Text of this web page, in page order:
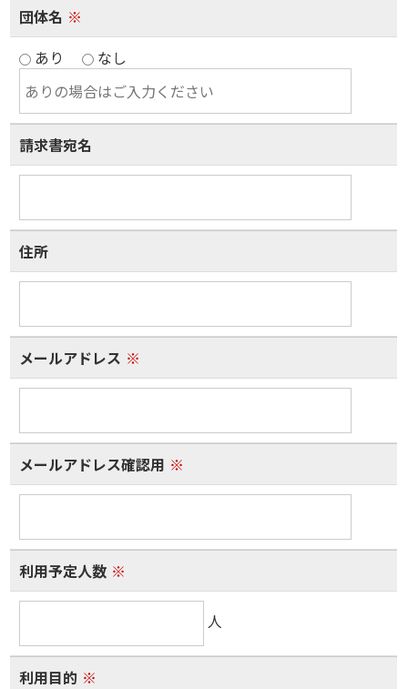
団体名 ※
あり
なし
請求書宛名
住所
メールアドレス ※
メールアドレス確認用 ※
利用予定人数 ※
人
利用目的 ※